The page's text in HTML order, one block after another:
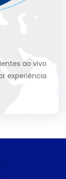
ao vivo
experiência